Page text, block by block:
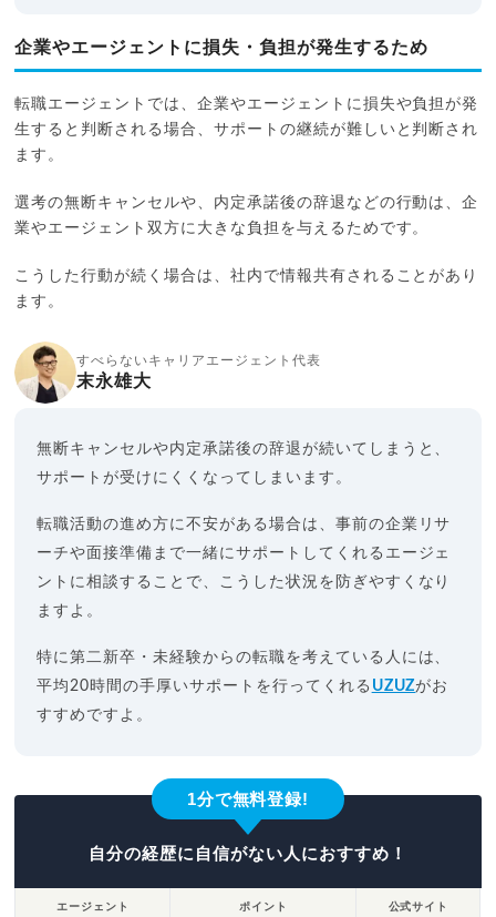
企業やエージェントに損失・負担が発生するため
転職エージェントでは、企業やエージェントに損失や負担が発
生すると判断される場合、サポートの継続が難しいと判断され
ます。
選考の無断キャンセルや、内定承諾後の辞退などの行動は、企
業やエージェント双方に大きな負担を与えるためです。
こうした行動が続く場合は、社内で情報共有されることがあり
ます。
すべらないキャリアエージェント代表
末永雄大
無断キャンセルや内定承諾後の辞退が続いてしまうと、
サポートが受けにくくなってしまいます。
転職活動の進め方に不安がある場合は、事前の企業リサ
ーチや面接準備まで一緒にサポートしてくれるエージェ
ントに相談することで、こうした状況を防ぎやすくなり
ますよ。
特に第二新卒・未経験からの転職を考えている人には、
平均20時間の手厚いサポートを行ってくれる UZUZがお
すすめですよ。
1分で無料登録!
自分の経歴に自信がない人におすすめ！
エージェント ポイント 公式サイト